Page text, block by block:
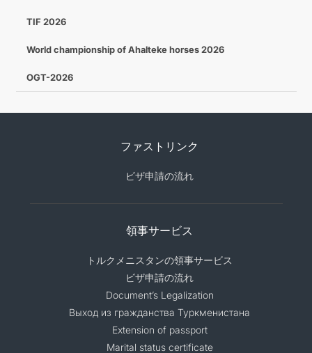
TIF 2026
World championship of Ahalteke horses 2026
OGT-2026
ファストリンク
ビザ申請の流れ
領事サービス
トルクメニスタンの領事サービス
ビザ申請の流れ
Document’s Legalization
Выход из гражданства Туркменистана
Extension of passport
Marital status certificate